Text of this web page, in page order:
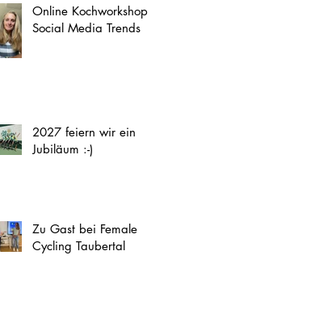
Online Kochworkshop
Social Media Trends
2027 feiern wir ein
Jubiläum :-)
Zu Gast bei Female
Cycling Taubertal